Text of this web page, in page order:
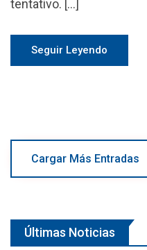
tentativo. […]
Seguir Leyendo
Cargar Más Entradas
Últimas Noticias